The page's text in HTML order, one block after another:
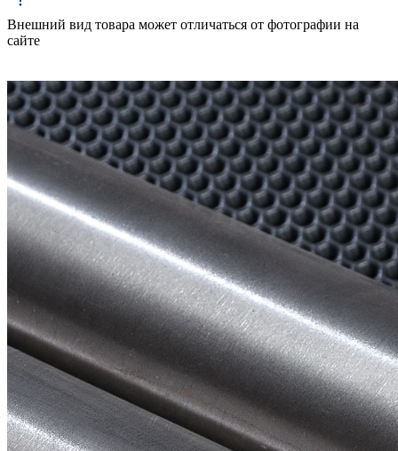
Внешний вид товара может отличаться от фотографии на
сайте